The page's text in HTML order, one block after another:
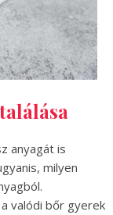
anyagát is
milyen
valódi bőr gyerek